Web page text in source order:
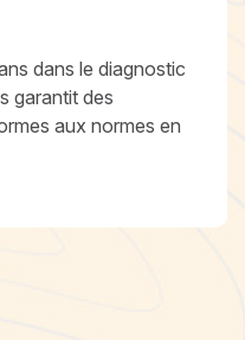
dans le diagnostic
garantit des
aux normes en